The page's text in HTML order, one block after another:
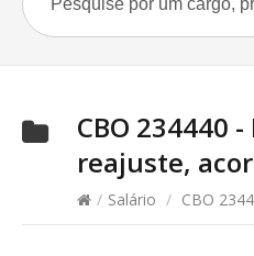
CBO 234440
reajuste,
/ Salário / CBO